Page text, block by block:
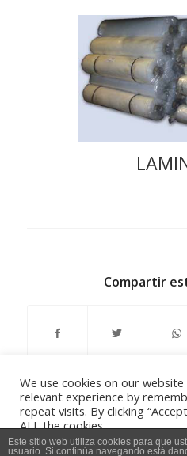
Compartir
Este sitio web utiliza cookies para que
usuario. Si continúa navegando está
We use cookies on our
relevant experience by
repeat visits. By clicking
ALL the cookies.
Do not sell my personal